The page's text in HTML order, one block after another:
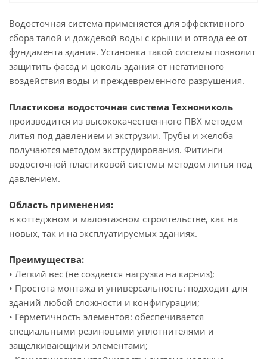
Водосточная система применяется для эффективного
сбора талой и дождевой воды с крыши и отвода ее от
фундамента здания. Установка такой системы позволит
защитить фасад и цоколь здания от негативного
воздействия воды и преждевременного разрушения.
Пластикова водосточная система Технониколь
производится из высококачественного ПВХ методом
литья под давлением и экструзии. Трубы и желоба
получаются методом экструдирования. Фитинги
водосточной пластиковой системы методом литья под
давлением.
Область применения:
в коттеджном и малоэтажном строительстве, как на
новых, так и на эксплуатируемых зданиях.
Преимущества:
• Легкий вес (не создается нагрузка на карниз);
• Простота монтажа и универсальность: подходит для
зданий любой сложности и конфигурации;
• Герметичность элементов: обеспечивается
специальными резиновыми уплотнителями и
защелкивающими элементами;